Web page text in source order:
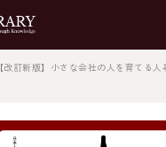
【改訂新版】小さな会社の人を育てる